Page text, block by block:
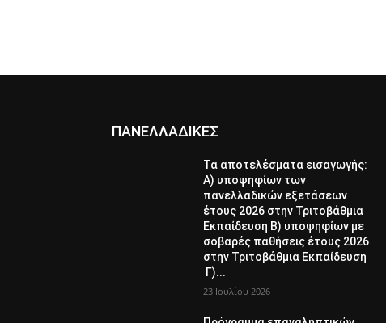
ΠΑΝΕΛΛΑΔΙΚΕΣ
Τα αποτελέσματα εισαγωγής:
Α) υποψηφίων των
πανελλαδικών εξετάσεων
έτους 2026 στην Τριτοβάθμια
Εκπαίδευση Β) υποψηφίων με
σοβαρές παθήσεις έτους 2026
στην Τριτοβάθμια Εκπαίδευση
Γ)...
23 Ιουλίου 2026